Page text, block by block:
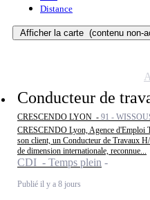
Distance
Afficher la carte (contenu non-
Conducteur de
CRESCENDO LYON - 91 -
CRESCENDO Lyon, Agence d'Emploi
son client, un Conducteur de Travaux
de dimension internationale, reconnue...
CDI - Temps plein
Publié il y a 8 jours